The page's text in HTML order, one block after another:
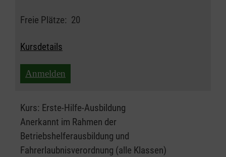
Freie Plätze: 20
Kursdetails
Anmelden
Kurs: Erste-Hilfe-Ausbildung
Anerkannt im Rahmen der
Betriebshelferausbildung und
Fahrerlaubnisverordnung (alle Klassen)